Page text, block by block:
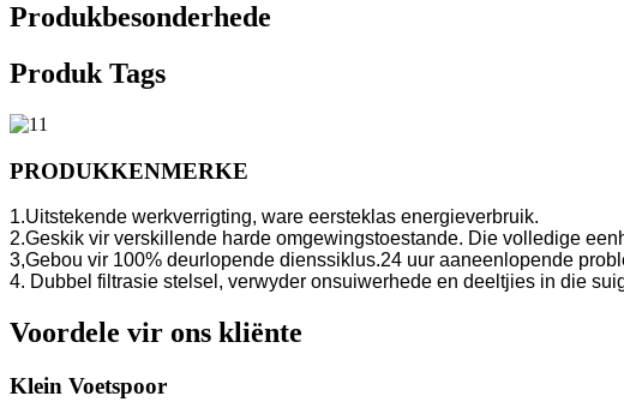
Produkbesonderhede
Produk Tags
PRODUKKENMERKE
1.Uitstekende werkverrigting, ware eersteklas energieverbruik.
2.Geskik vir verskillende harde omgewingstoestande. Die volledige
3,Gebou vir 100% deurlopende dienssiklus.24 uur aaneenlopende
4. Dubbel filtrasie stelsel, verwyder onsuiwerhede en deeltjies in die
Voordele vir ons kliënte
Klein Voetspoor